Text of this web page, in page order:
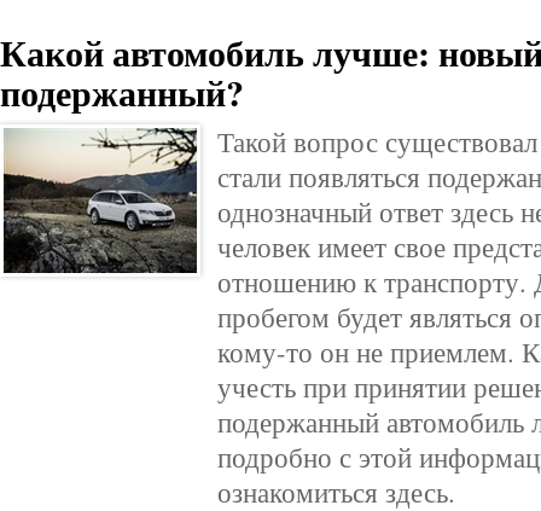
Какой автомобиль лучше:
подержанный?
Такой вопрос
стали появляться
однозначный ответ здесь
человек имеет свое
отношению к транспорту.
пробегом будет являться
кому-то он не приемлем.
учесть при принятии
подержанный автомобиль
подробно с этой
ознакомиться здесь.